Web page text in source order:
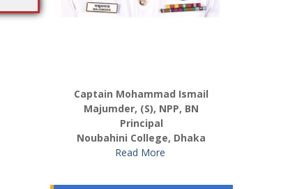
Captain Mohammad Ismail
Majumder, (S), NPP, BN
Principal
Noubahini College, Dhaka
Read More